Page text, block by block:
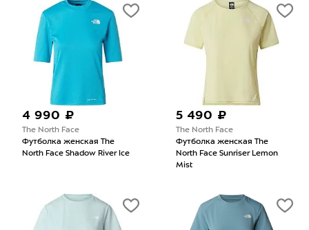
4 990 ₽
The North Face
Футболка женская The
North Face Shadow River Ice
5 490 ₽
The North Face
Футболка женская The
North Face Sunriser Lemon
Mist